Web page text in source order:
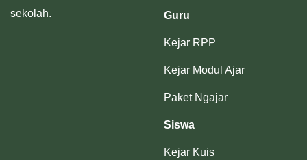
sekolah.
Guru
Kejar RPP
Kejar Modul Ajar
Paket Ngajar
Siswa
Kejar Kuis